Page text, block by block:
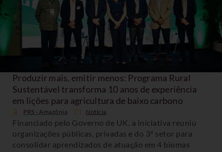
Produzir mais, emitir menos: Programa Rural
Sustentável transforma 10 anos de experiência
em lições para agricultura de baixo carbono
PRS - Amazônia Noticia
Financiado pelo Governo de UK, a iniciativa reuniu
organizações públicas, privadas e do 3º setor para
consolidar aprendizados de atuação em 4 biomas